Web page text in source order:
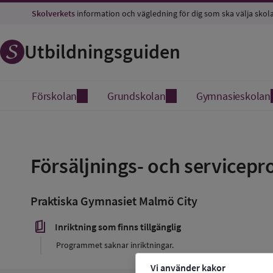
Vi använder kakor
Skolverkets information och vägledning för dig som ska välja
Utbildningsguiden
Förskolan Grundskolan Gymnasieskolan
Försäljnings- och
favorit
Praktiska Gymnasiet Malmö City
book_5 Inriktning som finns tillgänglig
Programmet saknar inriktningar.